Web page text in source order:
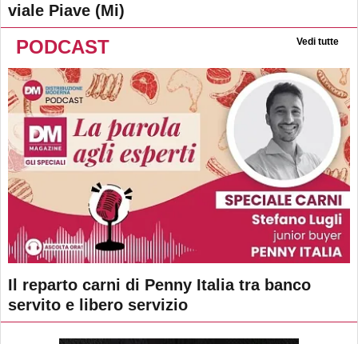
viale Piave (Mi)
PODCAST Vedi tutte
Il reparto carni di Penny Italia tra banco
servito e libero servizio